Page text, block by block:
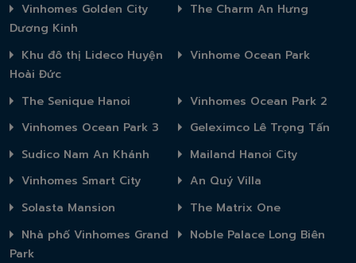
Vinhomes Golden City
Dương Kinh
The Charm An Hưng
Khu đô thị Lideco Huyện
Hoài Đức
Vinhome Ocean Park
The Senique Hanoi
Vinhomes Ocean Park 2
Vinhomes Ocean Park 3
Geleximco Lê Trọng Tấn
Sudico Nam An Khánh
Mailand Hanoi City
Vinhomes Smart City
An Quý Villa
Solasta Mansion
The Matrix One
Nhà phố Vinhomes Grand
Park
Noble Palace Long Biên